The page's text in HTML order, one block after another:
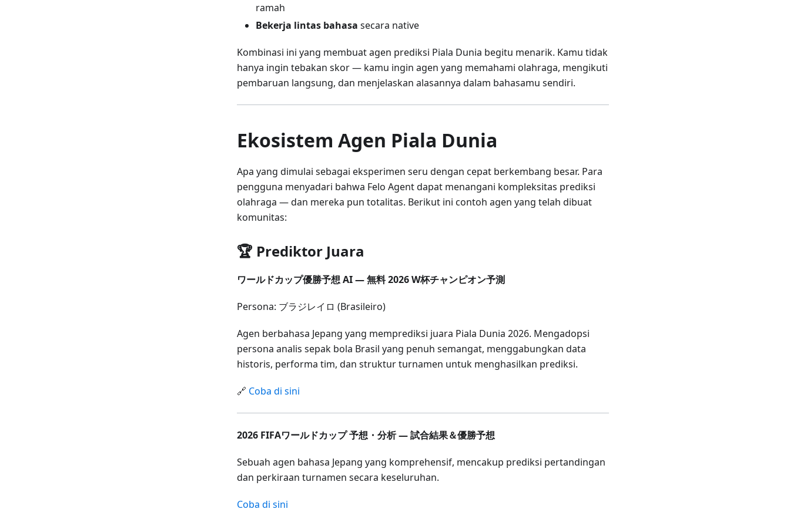
ramah
Bekerja lintas bahasa secara native
Kombinasi ini yang membuat agen prediksi Piala Dunia begitu menarik. Kamu tidak
hanya ingin tebakan skor — kamu ingin agen yang memahami olahraga, mengikuti
pembaruan langsung, dan menjelaskan alasannya dalam bahasamu sendiri.
Ekosistem Agen Piala Dunia
Apa yang dimulai sebagai eksperimen seru dengan cepat berkembang besar. Para
pengguna menyadari bahwa Felo Agent dapat menangani kompleksitas prediksi
olahraga — dan mereka pun totalitas. Berikut ini contoh agen yang telah dibuat
komunitas:
🏆 Prediktor Juara
ワールドカップ優勝予想 AI — 無料 2026 W杯チャンピオン予測
Persona: ブラジレイロ (Brasileiro)
Agen berbahasa Jepang yang memprediksi juara Piala Dunia 2026. Mengadopsi
persona analis sepak bola Brasil yang penuh semangat, menggabungkan data
historis, performa tim, dan struktur turnamen untuk menghasilkan prediksi.
🔗 Coba di sini
2026 FIFAワールドカップ 予想・分析 — 試合結果＆優勝予想
Sebuah agen bahasa Jepang yang komprehensif, mencakup prediksi pertandingan
dan perkiraan turnamen secara keseluruhan.
Coba di sini